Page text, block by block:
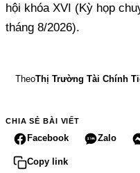
hội khóa XVI (Kỳ họp
tháng 8/2026).
TheoThị Trường Tài Chính
CHIA SẺ BÀI VIẾT
Facebook Zalo
Copy link